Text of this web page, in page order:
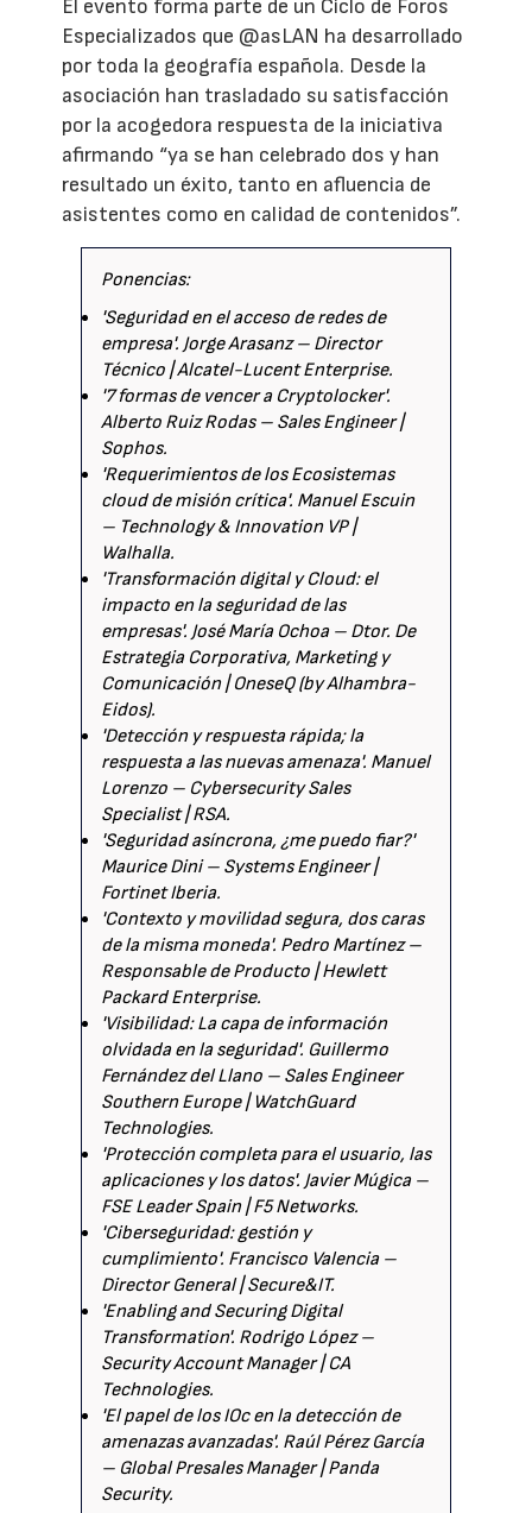
El evento forma parte de un Ciclo de Foros
Especializados que @asLAN ha desarrollado
por toda la geografía española. Desde la
asociación han trasladado su satisfacción
por la acogedora respuesta de la iniciativa
afirmando “ya se han celebrado dos y han
resultado un éxito, tanto en afluencia de
asistentes como en calidad de contenidos”.
Ponencias:
'Seguridad en el acceso de redes de
empresa'. Jorge Arasanz – Director
Técnico | Alcatel-Lucent Enterprise.
'7 formas de vencer a Cryptolocker'.
Alberto Ruiz Rodas – Sales Engineer |
Sophos.
'Requerimientos de los Ecosistemas
cloud de misión crítica'. Manuel Escuin
– Technology & Innovation VP |
Walhalla.
'Transformación digital y Cloud: el
impacto en la seguridad de las
empresas'. José María Ochoa – Dtor. De
Estrategia Corporativa, Marketing y
Comunicación | OneseQ (by Alhambra-
Eidos).
'Detección y respuesta rápida; la
respuesta a las nuevas amenaza'. Manuel
Lorenzo – Cybersecurity Sales
Specialist | RSA.
'Seguridad asíncrona, ¿me puedo fiar?'
Maurice Dini – Systems Engineer |
Fortinet Iberia.
'Contexto y movilidad segura, dos caras
de la misma moneda'. Pedro Martínez –
Responsable de Producto | Hewlett
Packard Enterprise.
'Visibilidad: La capa de información
olvidada en la seguridad'. Guillermo
Fernández del Llano – Sales Engineer
Southern Europe | WatchGuard
Technologies.
'Protección completa para el usuario, las
aplicaciones y los datos'. Javier Múgica –
FSE Leader Spain | F5 Networks.
'Ciberseguridad: gestión y
cumplimiento'. Francisco Valencia –
Director General | Secure&IT.
'Enabling and Securing Digital
Transformation'. Rodrigo López –
Security Account Manager | CA
Technologies.
'El papel de los IOc en la detección de
amenazas avanzadas'. Raúl Pérez García
– Global Presales Manager | Panda
Security.